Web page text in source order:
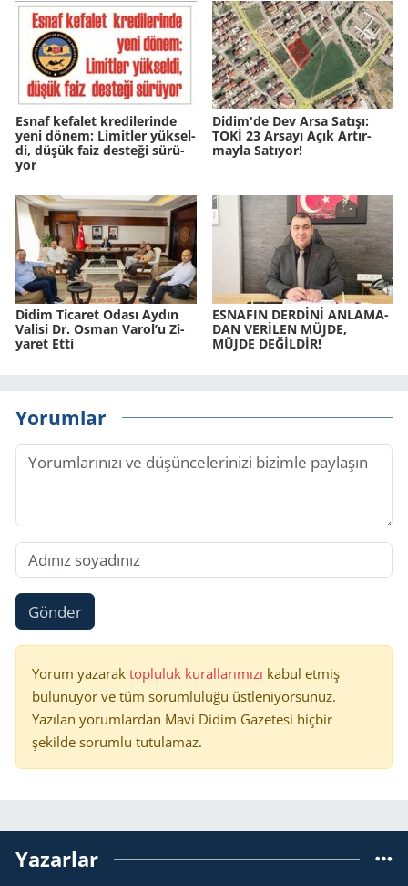
Esnaf ke­fa­let kre­di­le­rin­de
yeni dönem: Li­mit­ler yük­sel­
di, düşük faiz des­te­ği sü­rü­
yor
Didim'de Dev Arsa Sa­tı­şı:
TOKİ 23 Ar­sa­yı Açık Ar­tır­
may­la Sa­tı­yor!
Didim Ti­ca­ret Odası Aydın
Va­li­si Dr. Osman Varol’u Zi­
ya­ret Etti
ES­NA­FIN DERDİNİ AN­LA­MA­
DAN VERİLEN MÜJDE,
MÜJDE DEĞİLDİR!
Yorumlar
Gönder
Yorum yazarak topluluk kurallarımızı kabul etmiş
bulunuyor ve tüm sorumluluğu üstleniyorsunuz.
Yazılan yorumlardan Mavi Didim Gazetesi hiçbir
şekilde sorumlu tutulamaz.
Yazarlar